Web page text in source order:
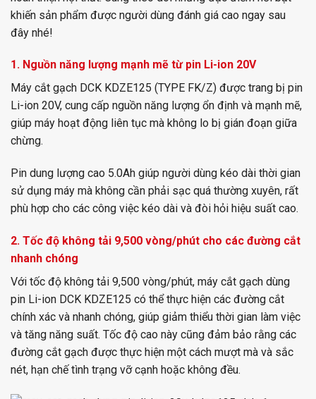
khiến sản phẩm được người dùng đánh giá cao ngay sau
đây nhé!
1. Nguồn năng lượng mạnh mẽ từ pin Li-ion 20V
Máy cắt gạch DCK KDZE125 (TYPE FK/Z) được trang bị pin
Li-ion 20V, cung cấp nguồn năng lượng ổn định và mạnh mẽ,
giúp máy hoạt động liên tục mà không lo bị gián đoạn giữa
chừng.
Pin dung lượng cao 5.0Ah giúp người dùng kéo dài thời gian
sử dụng máy mà không cần phải sạc quá thường xuyên, rất
phù hợp cho các công việc kéo dài và đòi hỏi hiệu suất cao.
2. Tốc độ không tải 9,500 vòng/phút cho các đường cắt
nhanh chóng
Với tốc độ không tải 9,500 vòng/phút, máy cắt gạch dùng
pin Li-ion DCK KDZE125 có thể thực hiện các đường cắt
chính xác và nhanh chóng, giúp giảm thiểu thời gian làm việc
và tăng năng suất. Tốc độ cao này cũng đảm bảo rằng các
đường cắt gạch được thực hiện một cách mượt mà và sắc
nét, hạn chế tình trạng vỡ cạnh hoặc không đều.